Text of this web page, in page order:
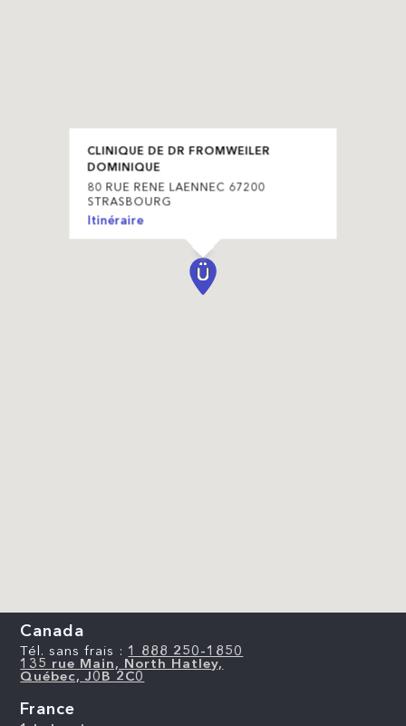
CLINIQUE DE DR FROMWEILER
DOMINIQUE
80 RUE RENE LAENNEC 67200
STRASBOURG
Itinéraire
Canada
Tél. sans frais : 1 888 250-1850
135 rue Main, North Hatley,
Québec, J0B 2C0
France